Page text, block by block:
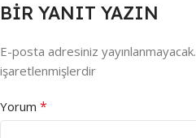
BIR YANIT YAZIN
E-posta adresiniz yayınlanmayacak.
işaretlenmişlerdir
Yorum *